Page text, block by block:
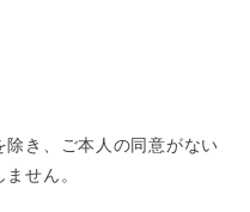
き、ご本人の同意がない
せん。